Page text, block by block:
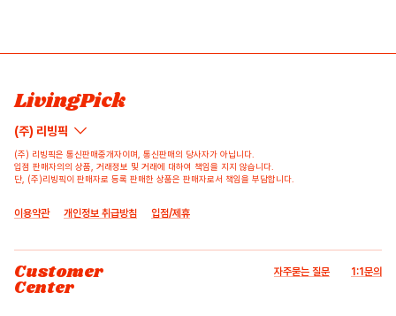
LivingPick
(주) 리빙픽
(주) 리빙픽은 통신판매중개자이며, 통신판매의 당사자가 아닙니다.
입점 판매자의의 상품, 거래정보 및 거래에 대하여 책임을 지지 않습니다.
단, (주)리빙픽이 판매자로 등록 판매한 상품은 판매자로서 책임을 부담합니다.
이용약관 개인정보 취급방침 입점/제휴
Customer
Center
자주묻는 질문 1:1문의